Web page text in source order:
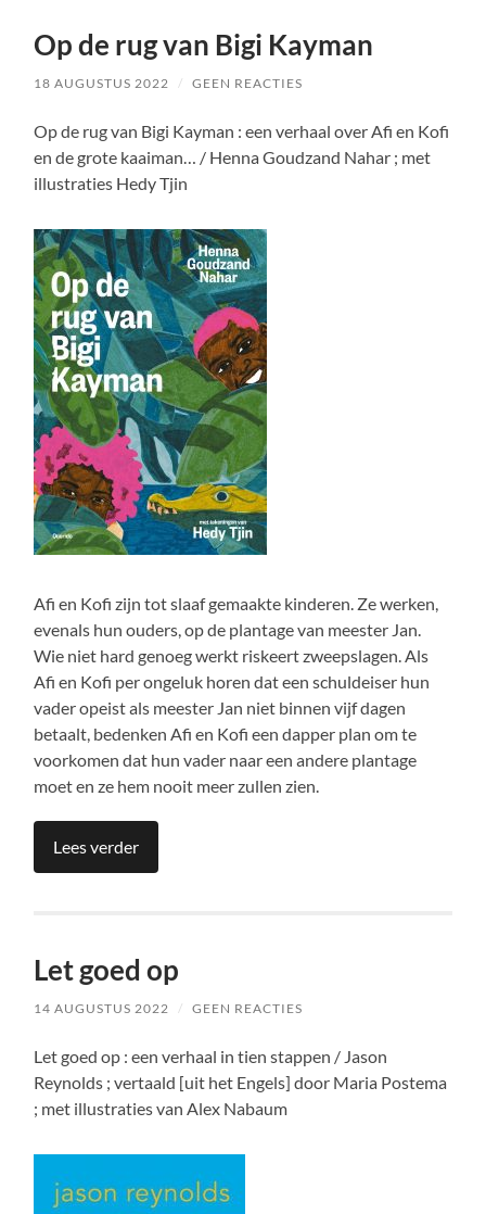
Op de rug van Bigi Kayman
18 AUGUSTUS 2022 / GEEN REACTIES
Op de rug van Bigi Kayman : een verhaal over Afi en Kofi
en de grote kaaiman… / Henna Goudzand Nahar ; met
illustraties Hedy Tjin
Afi en Kofi zijn tot slaaf gemaakte kinderen. Ze werken,
evenals hun ouders, op de plantage van meester Jan.
Wie niet hard genoeg werkt riskeert zweepslagen. Als
Afi en Kofi per ongeluk horen dat een schuldeiser hun
vader opeist als meester Jan niet binnen vijf dagen
betaalt, bedenken Afi en Kofi een dapper plan om te
voorkomen dat hun vader naar een andere plantage
moet en ze hem nooit meer zullen zien.
Lees verder
Let goed op
14 AUGUSTUS 2022 / GEEN REACTIES
Let goed op : een verhaal in tien stappen / Jason
Reynolds ; vertaald [uit het Engels] door Maria Postema
; met illustraties van Alex Nabaum